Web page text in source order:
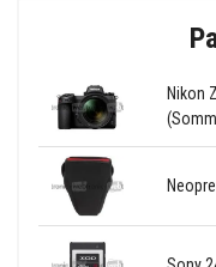
Nikon